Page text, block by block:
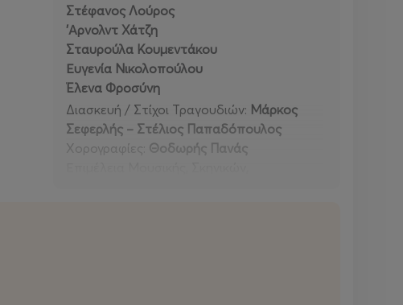
Στέφανος Λούρος
'Αρνολντ Χάτζη
Σταυρούλα Κουμεντάκου
Ευγενία Νικολοπούλου
Έλενα Φροσύνη
Διασκευή / Στίχοι Τραγουδιών: Μάρκος
Σεφερλής – Στέλιος Παπαδόπουλος
Χορογραφίες: Θοδωρής Πανάς